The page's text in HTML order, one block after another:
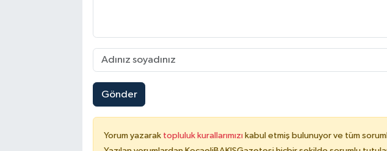
Gönder
Yorum yazarak topluluk kurallarımızı kabul etmiş bulunuyor ve tüm